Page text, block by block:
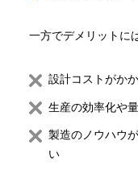
一方でデメリットに
設計コストがか
生産の効率化や
製造のノウハウ
い